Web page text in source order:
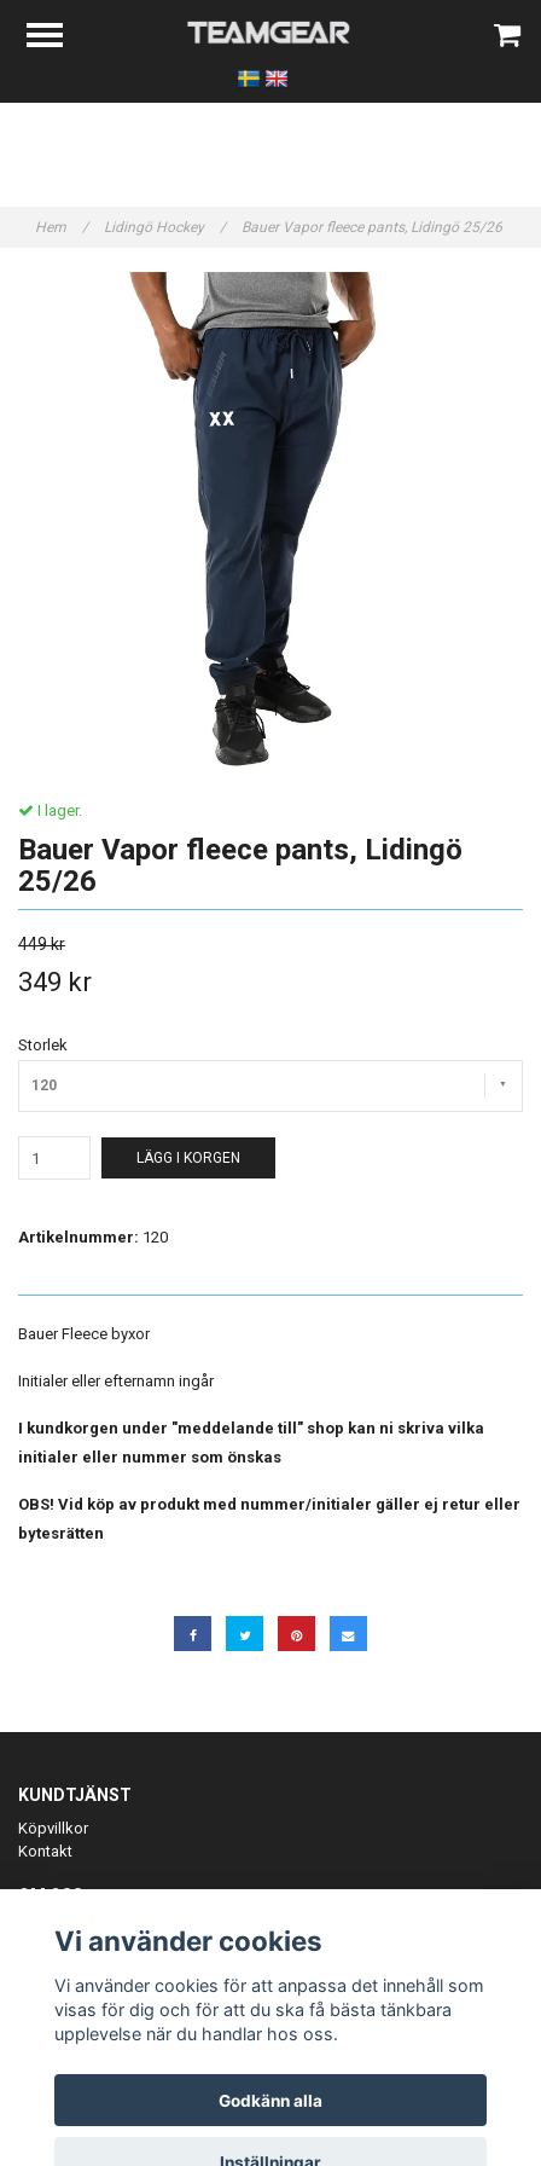
Hem / Lidingö Hockey / Bauer Vapor fleece pants, Lidingö 25/26
I lager.
Bauer Vapor fleece pants, Lidingö
25/26
449 kr
349 kr
Storlek
120
LÄGG I KORGEN
Artikelnummer: 120
Bauer Fleece byxor
Initialer eller efternamn ingår
I kundkorgen under "meddelande till" shop kan ni skriva vilka
initialer eller nummer som önskas
OBS! Vid köp av produkt med nummer/initialer gäller ej retur eller
bytesrätten
KUNDTJÄNST
Köpvillkor
Kontakt
OM OSS
ANMÄL DIG TILL VÅRT NYHETSBREV
Prenumerera
© Copyright Teamgear
Vi använder cookies
Vi använder cookies för att anpassa det innehåll som
visas för dig och för att du ska få bästa tänkbara
upplevelse när du handlar hos oss.
Godkänn alla